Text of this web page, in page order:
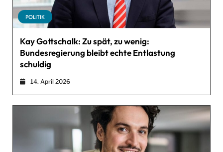
POLITIK
Kay Gottschalk: Zu spät, zu wenig:
Bundesregierung bleibt echte Entlastung
schuldig
14. April 2026